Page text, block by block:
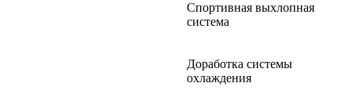
Спортивная выхлопная
система
Доработка системы
охлаждения